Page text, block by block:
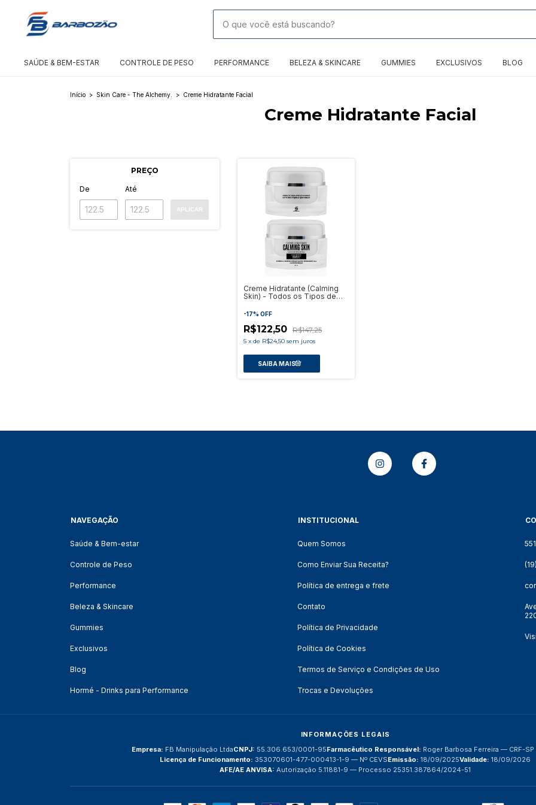
SAÚDE & BEM-ESTAR CONTROLE DE PESO PERFORMANCE BELEZA & SKINCARE GUMMIES EXCLUSIVOS BLOG
Início > Skin Care - The Alchemy. > Creme Hidratante Facial
Creme Hidratante Facial
PREÇO
De Até
APLICAR
Creme Hidratante (Calming
Skin) - Todos os Tipos de
-17% OFF
R$122,50 R$147,25
5 x de R$24,50 sem juros
NAVEGAÇÃO
Saúde & Bem-estar
Controle de Peso
Performance
Beleza & Skincare
Gummies
Exclusivos
Blog
Hormé - Drinks para Performance
INSTITUCIONAL
Quem Somos
Como Enviar Sua Receita?
Política de entrega e frete
Contato
Política de Privacidade
Política de Cookies
Termos de Serviço e Condições de Uso
Trocas e Devoluções
INFORMAÇÕES LEGAIS
Empresa: FB Manipulação LtdaCNPJ: 55.306.653/0001-95Farmacêutico Responsável: Roger Barbosa Ferreira — CRF-
Licença de Funcionamento: 353070601-477-000413-1-9 — Nº CEVSEmissão: 18/09/2025Validade: 18/09/2026
AFE/AE ANVISA: Autorização 5.11881-9 — Processo 25351.387864/2024-51